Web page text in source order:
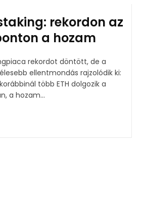
rekordon az
a hozam
rekordot döntött, de a
ellentmondás rajzolódik ki:
több ETH dolgozik a
a hozam...